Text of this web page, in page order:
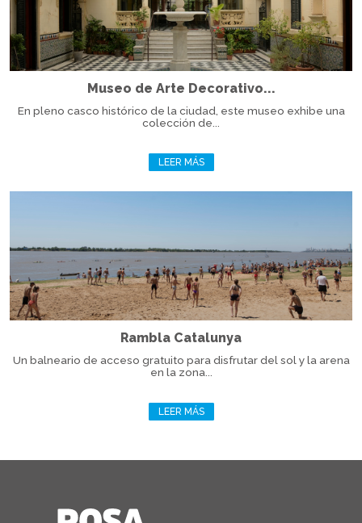
Museo de Arte Decorativo...
En pleno casco histórico de la ciudad, este museo exhibe una
colección de...
LEER MÁS
Rambla Catalunya
Un balneario de acceso gratuito para disfrutar del sol y la arena
en la zona...
LEER MÁS